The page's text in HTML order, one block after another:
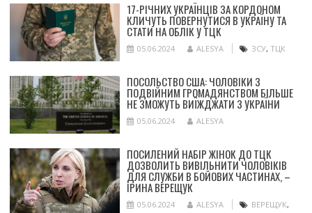
17-РІЧНИХ УКРАЇНЦІВ ЗА КОРДОНОМ
КЛИЧУТЬ ПОВЕРНУТИСЯ В УКРАЇНУ ТА
СТАТИ НА ОБЛІК У ТЦК
05.06.2024 ALESYA ЗСУ, ТЦК
ПОСОЛЬСТВО США: ЧОЛОВІКИ З
ПОДВІЙНИМ ГРОМАДЯНСТВОМ БІЛЬШЕ
НЕ ЗМОЖУТЬ ВИЇЖДЖАТИ З УКРАЇНИ
05.06.2024 ALESYA
ПОСИЛЕНИЙ НАБІР ЖІНОК ДО ТЦК
ДОЗВОЛИТЬ ВИВІЛЬНИТИ ЧОЛОВІКІВ
ДЛЯ СЛУЖБИ В БОЙОВИХ ЧАСТИНАХ, –
ІРИНА ВЕРЕЩУК
05.06.2024 ALESYA ВЕРЕЩУК,